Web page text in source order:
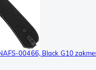
00466, Black G10